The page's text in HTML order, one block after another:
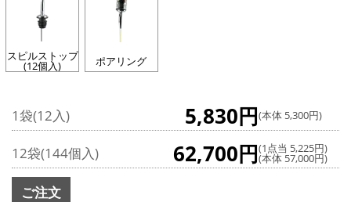
スピルストップ
(12個入) ポアリング
1袋(12入) 5,830円(本体 5,300円)
12袋(144個入) 62,700円(1点当 5,225円)
(本体 57,000円)
ご注文